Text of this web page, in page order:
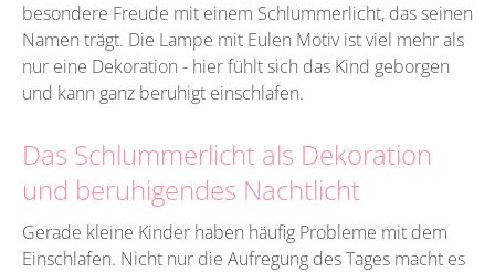
besondere Freude mit einem Schlummerlicht, das seinen
Namen trägt. Die Lampe mit Eulen Motiv ist viel mehr als
nur eine Dekoration - hier fühlt sich das Kind geborgen
und kann ganz beruhigt einschlafen.
Das Schlummerlicht als Dekoration
und beruhigendes Nachtlicht
Gerade kleine Kinder haben häufig Probleme mit dem
Einschlafen. Nicht nur die Aufregung des Tages macht es